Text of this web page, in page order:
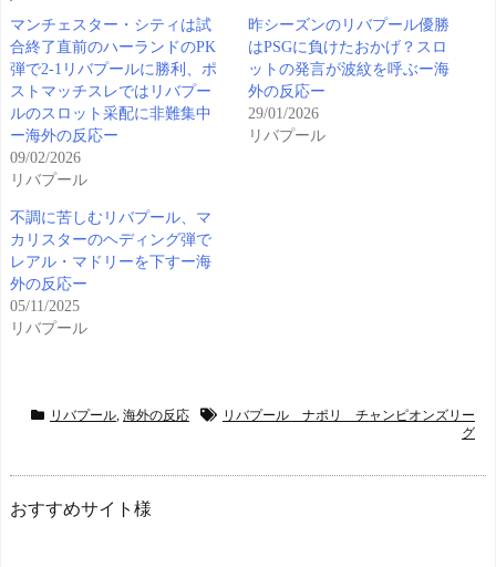
マンチェスター・シティは試
合終了直前のハーランドのPK
弾で2-1リバプールに勝利、ポ
ストマッチスレではリバプー
ルのスロット采配に非難集中
ー海外の反応ー
09/02/2026
リバプール
昨シーズンのリバプール優勝
はPSGに負けたおかげ？スロ
ットの発言が波紋を呼ぶー海
外の反応ー
29/01/2026
リバプール
不調に苦しむリバプール、マ
カリスターのヘディング弾で
レアル・マドリーを下すー海
外の反応ー
05/11/2025
リバプール
リバプール 海外の反応
リバプール ナポリ チャンピオンズリー
グ
おすすめサイト様